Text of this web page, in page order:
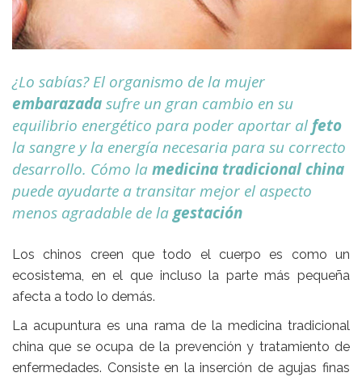
¿Lo sabías? El organismo de la mujer
embarazadasufre un gran cambio en su
equilibrio energético para poder aportar alfeto
la sangre y la energía necesaria para su correcto
desarrollo. Cómo lamedicina tradicional china
puede ayudarte a transitar mejor el aspecto
menos agradable de lagestación
Los chinos creen que todo el cuerpo es como un
ecosistema, en el que incluso la parte más pequeña
afecta a todo lo demás.
La acupuntura es una rama de la medicina tradicional
chinaque se ocupa de la prevención y tratamiento de
enfermedades. Consiste en la inserción de agujas finas